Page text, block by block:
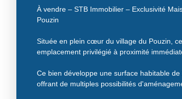
À vendre – STB Immobilier – Exclusivité
Pouzin
Située en plein cœur du village du Pouzin,
emplacement privilégié à proximité
Ce bien développe une surface habitable
offrant de multiples possibilités